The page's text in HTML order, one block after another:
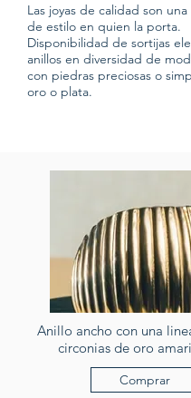
Las joyas de calidad son
de estilo en quien la porta.
Disponibilidad de sortijas
anillos en diversidad de
con piedras preciosas o
oro o plata.
Anillo ancho con una
circonias de oro
Comprar